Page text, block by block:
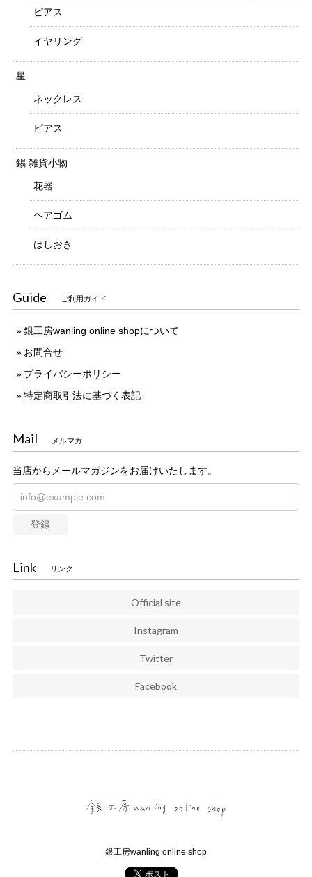
ピアス
イヤリング
星
ネックレス
ピアス
錫 雑貨小物
花器
ヘアゴム
はしおき
Guide ご利用ガイド
銀工房wanling online shopについて
お問合せ
プライバシーポリシー
特定商取引法に基づく表記
Mail メルマガ
当店からメールマガジンをお届けいたします。
登録
Link リンク
Official site
Instagram
Twitter
Facebook
銀工房wanling online shop